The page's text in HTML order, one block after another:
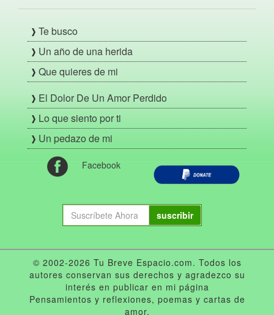
Te busco
Un año de una herida
Que quieres de mi
El Dolor De Un Amor Perdido
Lo que siento por ti
Un pedazo de mi
Facebook
suscribir
© 2002-2026 Tu Breve Espacio.com. Todos los
autores conservan sus derechos y agradezco su
interés en publicar en mi página
Pensamientos y reflexiones, poemas y cartas de
amor.